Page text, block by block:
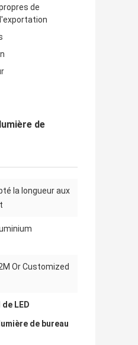
de
de
la longueur aux
Or Customized
LED
de bureau